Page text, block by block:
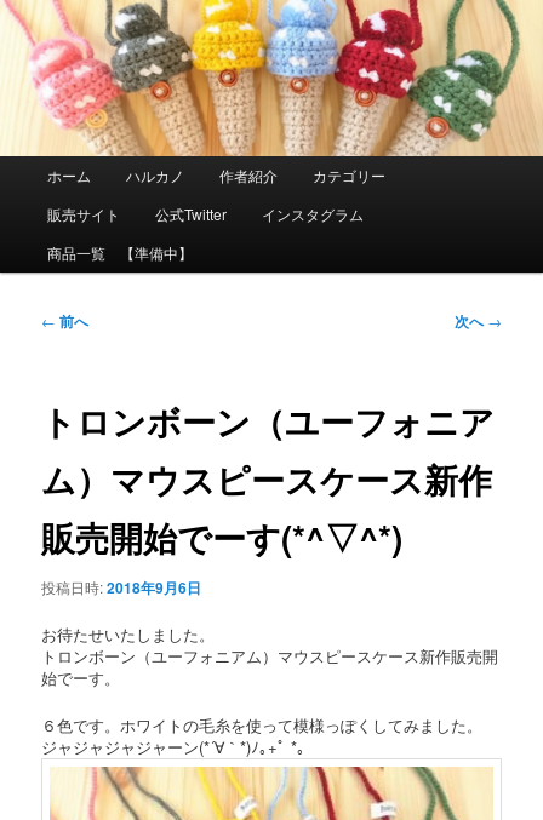
メ
ツ
ュ
ホーム ハルカノ 作者紹介
カテゴリー
販売サイト
公式Twitter
インスタグラム
商品一覧 【準備中】
投
ゲ
ー
シ
ョ
ン
← 前へ 次へ→
トロンボーン（ユーフォニア
ム）マウスピースケース新作
販売開始でーす(*^▽^*)
投稿日時:2018年9月6日
お待たせいたしました。
トロンボーン（ユーフォニアム）マウスピースケース新作販売開
始でーす。
６色です。ホワイトの毛糸を使って模様っぽくしてみました。
ジャジャジャジャーン(*´∀｀*)ﾉ｡+ﾟ *｡